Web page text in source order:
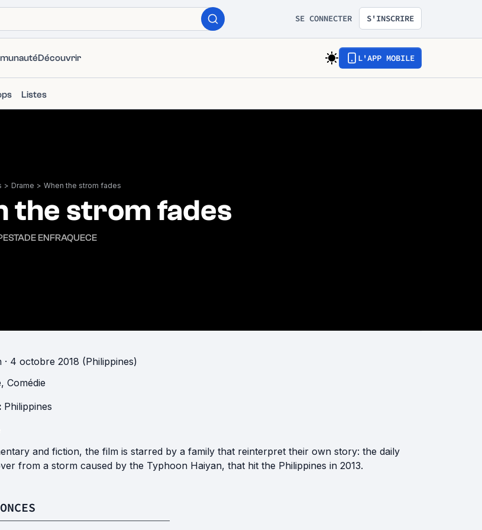
SE CONNECTER S'INSCRIRE
Découvrir L'APP MOBILE
Listes
> Drame > When the strom fades
the strom fades
ENFRAQUECE
· 4 octobre 2018 (Philippines)
, Comédie
Philippines
and fiction, the film is starred by a family that reinterpret their own story: the daily
from a storm caused by the Typhoon Haiyan, that hit the Philippines in 2013.